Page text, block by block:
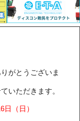
がとうございま
いただきます。
（日）